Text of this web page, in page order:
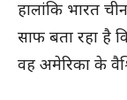
हालांकि भारत
साफ बता रहा है
वह अमेरिका के